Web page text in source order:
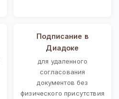
Подписание в
Диадоке
для удаленного
согласования
документов без
физического присутствия